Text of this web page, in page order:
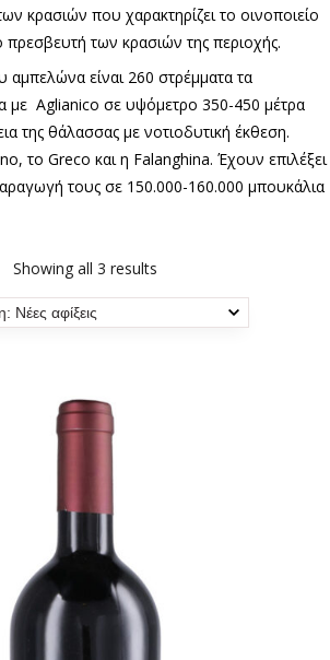
κρασιών που χαρακτηρίζει το οινοποιείο
των κρασιών της περιοχής.
αμπελώνα είναι 260 στρέμματα τα
με Aglianico σε υψόμετρο 350-450 μέτρα
της θάλασσας με νοτιοδυτική έκθεση.
το Greco και η Falanghina. Έχουν επιλέξει
τους σε 150.000-160.000 μπουκάλια
Showing all 3 results